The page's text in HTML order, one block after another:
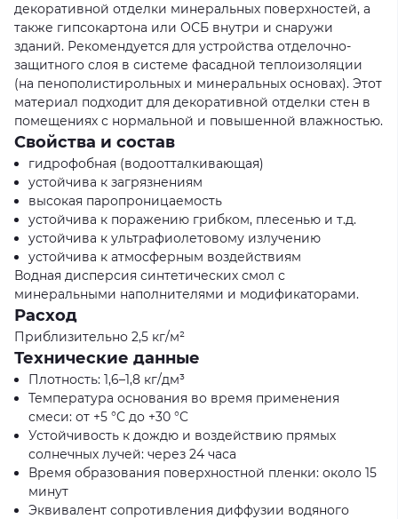
декоративной отделки минеральных поверхностей, а
также гипсокартона или ОСБ внутри и снаружи
зданий. Рекомендуется для устройства отделочно-
защитного слоя в системе фасадной теплоизоляции
(на пенополистирольных и минеральных основах). Этот
материал подходит для декоративной отделки стен в
помещениях с нормальной и повышенной влажностью.
Свойства и состав
гидрофобная (водоотталкивающая)
устойчива к загрязнениям
высокая паропроницаемость
устойчива к поражению грибком, плесенью и т.д.
устойчива к ультрафиолетовому излучению
устойчива к атмосферным воздействиям
Водная дисперсия синтетических смол с
минеральными наполнителями и модификаторами.
Расход
Приблизительно 2,5 кг/м²
Технические данные
Плотность: 1,6–1,8 кг/дм³
Температура основания во время применения
смеси: от +5 °C до +30 °C
Устойчивость к дождю и воздействию прямых
солнечных лучей: через 24 часа
Время образования поверхностной пленки: около 15
минут
Эквивалент сопротивления диффузии водяного